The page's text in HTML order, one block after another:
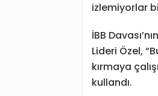
izlemiyorlar
İBB
Lideri Özel,
kırmaya
kullandı.